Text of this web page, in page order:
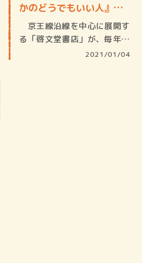
かのどうでもいい人』
（…
京王線沿線を中心に展開す
る「啓文堂書店」が、毎年開
2021/01/04